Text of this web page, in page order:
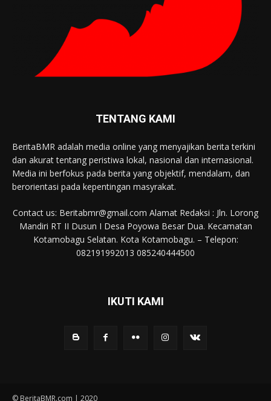
TENTANG KAMI
BeritaBMR adalah media online yang menyajikan berita terkini
dan akurat tentang peristiwa lokal, nasional dan internasional.
Media ini berfokus pada berita yang objektif, mendalam, dan
berorientasi pada kepentingan masyrakat.
Contact us: Beritabmr@gmail.com Alamat Redaksi : Jln. Lorong
Mandiri RT II Dusun I Desa Poyowa Besar Dua. Kecamatan
Kotamobagu Selatan. Kota Kotamobagu. – Telepon:
082191992013 085240444500
IKUTI KAMI
© BeritaBMR.com | 2020